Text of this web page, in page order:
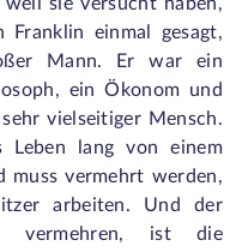
Franklin einmal gesagt,
Mann. Er war ein
ein Ökonom und
vielseitiger Mensch.
Leben lang von einem
muss vermehrt werden,
arbeiten. Und der
vermehren, ist die